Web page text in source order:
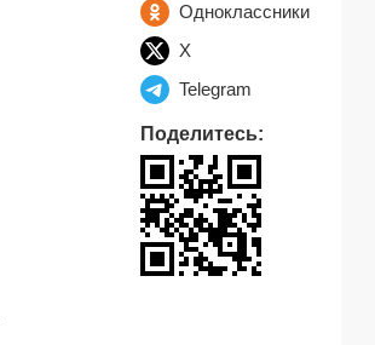
Одноклассники
X
Telegram
Поделитесь: